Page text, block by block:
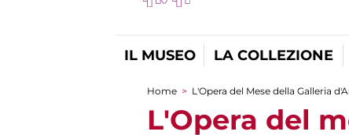
IL MUSEO LA COLLEZIONE
Tu sei qui
Home > L'Opera del Mese della Galleria
L'Opera del